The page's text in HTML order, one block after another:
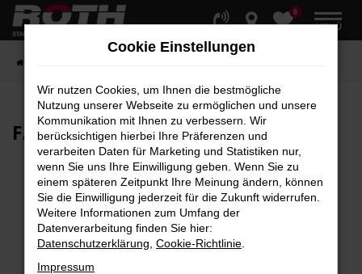
Zum
Hauptinhalt
0
MENÜ
FAHRZEUG-SHOWROOM
Fehler: Network Error
Beim Laden ist ein Fehler aufgetreten.
Hier sind ein paar Tipps, die dir helfen können:
Cookie Einstellungen
Wir nutzen Cookies, um Ihnen die bestmögliche
Nutzung unserer Webseite zu ermöglichen und unsere
Kommunikation mit Ihnen zu verbessern. Wir
berücksichtigen hierbei Ihre Präferenzen und
verarbeiten Daten für Marketing und Statistiken nur,
wenn Sie uns Ihre Einwilligung geben. Wenn Sie zu
einem späteren Zeitpunkt Ihre Meinung ändern, können
Sie die Einwilligung jederzeit für die Zukunft widerrufen.
Weitere Informationen zum Umfang der
Datenverarbeitung finden Sie hier:
Datenschutzerklärung Cookie-Richtlinie
Impressum